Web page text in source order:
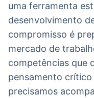
uma ferramenta
desenvolvimento
compromisso é
mercado de
competências que
pensamento crítico
precisamos